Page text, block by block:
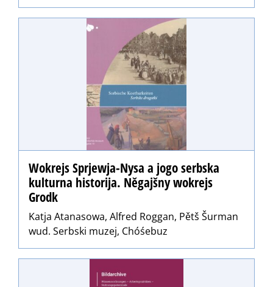
Wokrejs Sprjewja-Nysa a jogo serbska
kulturna historija. Něgajšny wokrejs
Grodk
Katja Atanasowa, Alfred Roggan, Pětš Šurman
wud. Serbski muzej, Chóśebuz